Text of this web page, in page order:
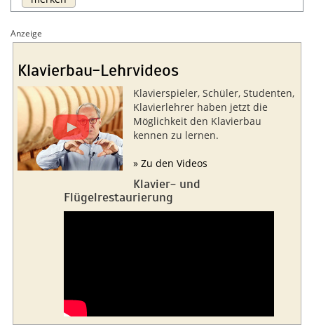
Anzeige
Klavierbau-Lehrvideos
Klavierspieler, Schüler, Studenten,
Klavierlehrer haben jetzt die
Möglichkeit den Klavierbau
kennen zu lernen.
» Zu den Videos
Klavier- und
Flügelrestaurierung